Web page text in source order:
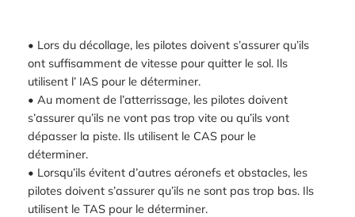
• Lors du décollage, les pilotes doivent s’assurer qu’ils
ont suffisamment de vitesse pour quitter le sol. Ils
utilisent l’ IAS pour le déterminer.
• Au moment de l’atterrissage, les pilotes doivent
s’assurer qu’ils ne vont pas trop vite ou qu’ils vont
dépasser la piste. Ils utilisent le CAS pour le
déterminer.
• Lorsqu’ils évitent d’autres aéronefs et obstacles, les
pilotes doivent s’assurer qu’ils ne sont pas trop bas. Ils
utilisent le TAS pour le déterminer.